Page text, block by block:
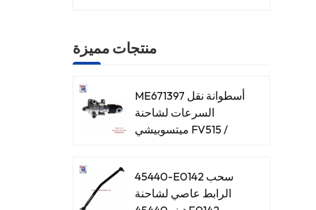
منتجات مميزة
ME671397 أسطوانة نقل
السرعات لشاحنة
ميتسوبيشي FV515 /
45440-E0142 سحب
الرابط عاصي لشاحنة